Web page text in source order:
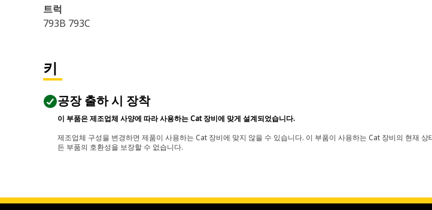
트럭
793B 793C
키
공장 출하 시 장착
이 부품은 제조업체 사양에 따라 사용하는 Cat 장비에 맞게 설계되었습니다.
제조업체 구성을 변경하면 제품이 사용하는 Cat 장비에 맞지 않을 수 있습니다. 이 부품이 사용하는 Cat 장비의 현재
든 부품의 호환성을 보장할 수 없습니다.